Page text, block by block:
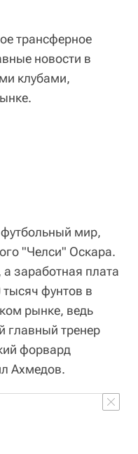
трансферное
новости в
клубами,
мир,
"Челси" Оскара.
заработная плата
тысяч фунтов в
рынке, ведь
главный тренер
форвард
Ахмедов.